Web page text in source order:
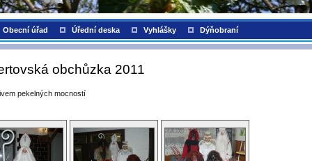
Obecní úřad Úřední deska Vyhlášky Dýňobraní
obchůzka 2011
pekelných mocností